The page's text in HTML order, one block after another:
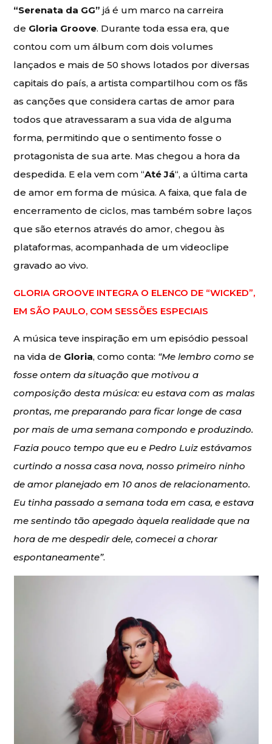
“Serenata da GG” já é um marco na carreira
de Gloria Groove. Durante toda essa era, que
contou com um álbum com dois volumes
lançados e mais de 50 shows lotados por diversas
capitais do país, a artista compartilhou com os fãs
as canções que considera cartas de amor para
todos que atravessaram a sua vida de alguma
forma, permitindo que o sentimento fosse o
protagonista de sua arte. Mas chegou a hora da
despedida. E ela vem com “Até Já“, a última carta
de amor em forma de música. A faixa, que fala de
encerramento de ciclos, mas também sobre laços
que são eternos através do amor, chegou às
plataformas, acompanhada de um videoclipe
gravado ao vivo.
GLORIA GROOVE INTEGRA O ELENCO DE “WICKED”,
EM SÃO PAULO, COM SESSÕES ESPECIAIS
A música teve inspiração em um episódio pessoal
na vida de Gloria, como conta: “Me lembro como se
fosse ontem da situação que motivou a
composição desta música: eu estava com as malas
prontas, me preparando para ficar longe de casa
por mais de uma semana compondo e produzindo.
Fazia pouco tempo que eu e Pedro Luiz estávamos
curtindo a nossa casa nova, nosso primeiro ninho
de amor planejado em 10 anos de relacionamento.
Eu tinha passado a semana toda em casa, e estava
me sentindo tão apegado àquela realidade que na
hora de me despedir dele, comecei a chorar
espontaneamente”.